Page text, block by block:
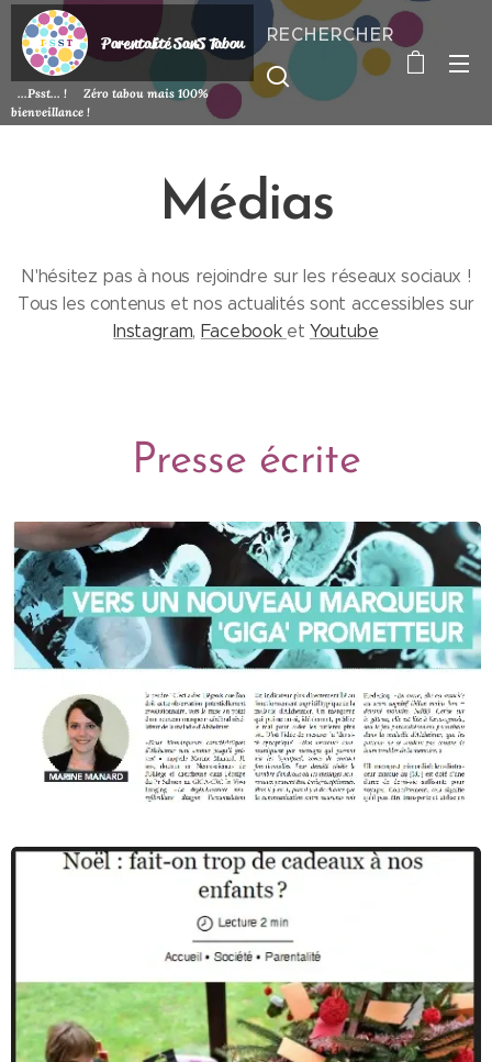
Parentalité SanSTabou
...Psst... ! Zéro tabou mais 100%
bienveillance !
RECHERCHER
Médias
N'hésitez pas à nous rejoindre sur les réseaux sociaux !
Tous les contenus et nos actualités sont accessibles sur
Instagram, Facebook et Youtube
Presse écrite